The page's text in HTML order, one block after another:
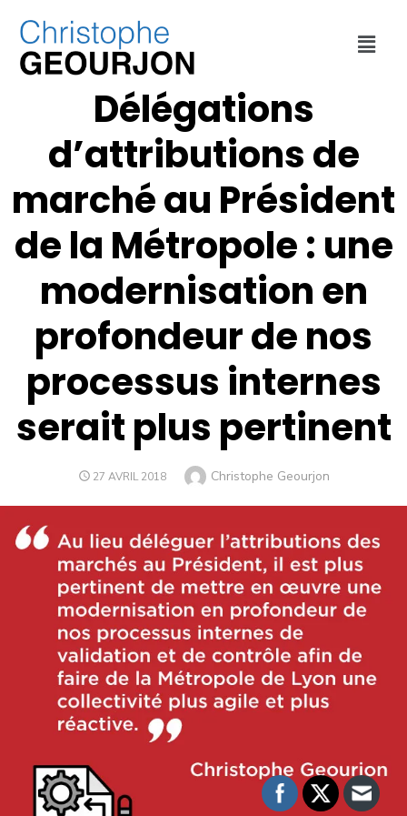
FINANCES, INTERVENTIONS, MÉTROPOLE DE LYON
Délégations
d’attributions de
marché au Président
de la Métropole : une
modernisation en
profondeur de nos
processus internes
serait plus pertinent
27 AVRIL 2018 Christophe Geourjon